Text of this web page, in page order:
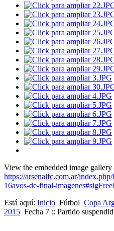
View the embedded image gallery
https://arsenalfc.com.ar/
16avos-de-final-
Está aquí: Inicio Fútbol Copa
2015 Fecha 7 :: Partido